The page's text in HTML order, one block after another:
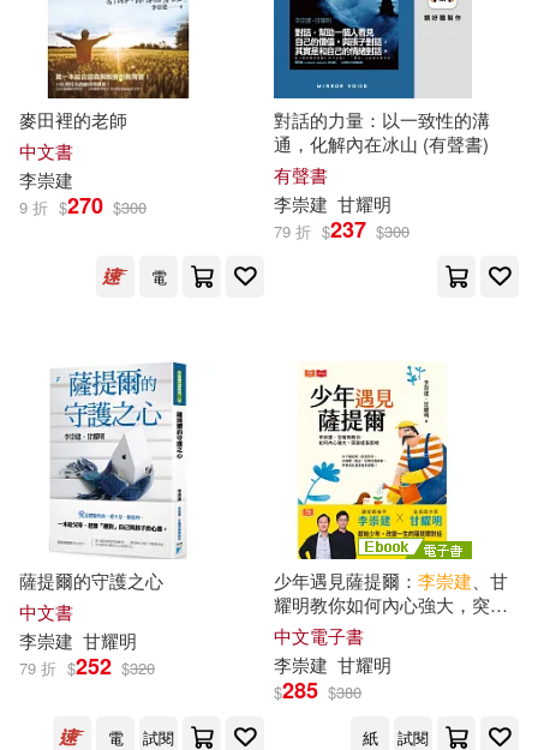
麥田裡的老師
中文書
李崇建
9 折 $270 $300
電
對話的力量：以一致性的溝
通，化解內在冰山 (有聲書)
有聲書
李崇建 甘耀明
79 折 $237 $300
薩提爾的守護之心
中文書
李崇建 甘耀明
79 折 $252 $320
電 試閱
少年遇見薩提爾： 李崇建 、甘
耀明教你如何內心強大，突破
成長困境 (電子書)
中文電子書
李崇建 甘耀明
$285 $380
紙
試閱